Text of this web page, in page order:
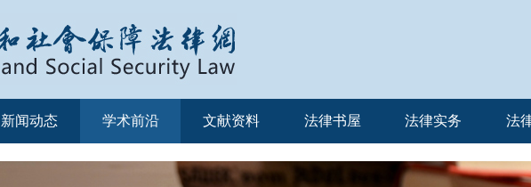
新闻动态 学术前沿 文献资料 法律书屋 法律实务 法